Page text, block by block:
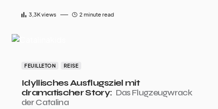
3,3Kviews 2 minute read
FEUILLETON REISE
Idyllisches Ausflugsziel mit
dramatischer Story: Das Flugzeugwrack
der Catalina